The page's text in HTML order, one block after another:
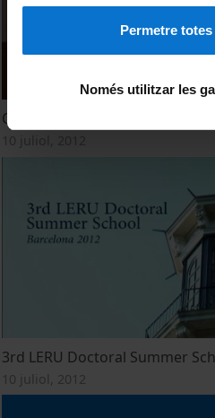
Permetre
Només utilitzar les
Open Education
3rd LERU Doctoral Summer
10 juliol, 2012